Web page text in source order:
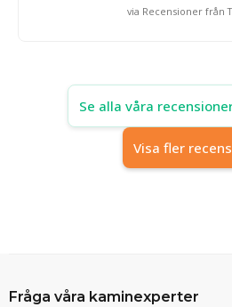
via Recensioner från
Se alla våra
Visa fler
Fråga våra kaminexperter